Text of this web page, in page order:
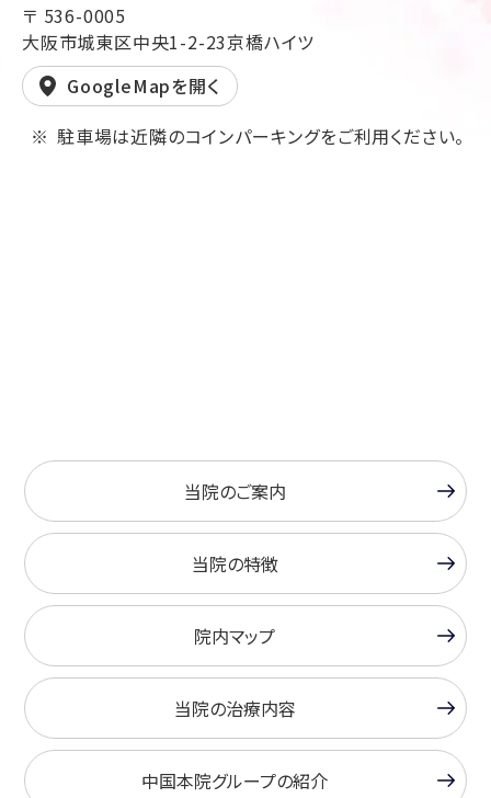
〒 536-0005
大阪市城東区中央1-2-23京橋ハイツ
GoogleMapを開く
駐車場は近隣のコインパーキングをご利用ください。
当院のご案内
当院の特徴
院内マップ
当院の治療内容
中国本院グループの紹介